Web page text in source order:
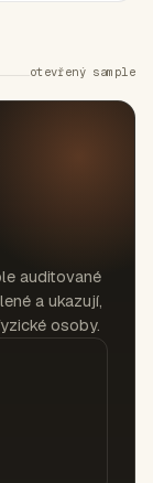
otevřený sample
auditované
a ukazují,
osoby.